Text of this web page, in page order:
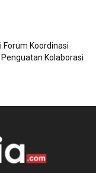
Forum Koordinasi
Penguatan Kolaborasi